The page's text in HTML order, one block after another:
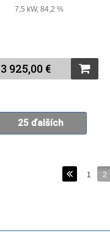
7,5 kW, 84,2 %
3 925,00 €
25 ďalších
1 2